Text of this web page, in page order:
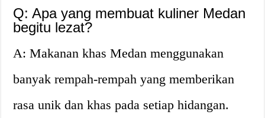
Q: Apa yang membuat kuliner Medan
begitu lezat?
A: Makanan khas Medan menggunakan
banyak rempah-rempah yang memberikan
rasa unik dan khas pada setiap hidangan.